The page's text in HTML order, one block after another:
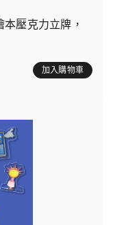
壓克力立牌，
加入購物車